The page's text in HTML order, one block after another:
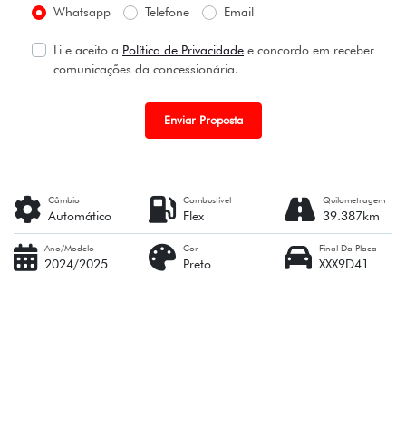
Whatsapp
Telefone Email
Li e aceito a Política de Privacidade e concordo em receber
comunicações da concessionária.
Enviar Proposta
Câmbio
Automático
Combustível
Flex
Quilometragem
39.387km
Ano/Modelo
2024/2025
Cor
Preto
Final Da Placa
XXX9D41